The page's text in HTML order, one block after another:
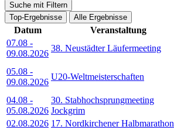
Suche mit Filtern
Top-Ergebnisse
Alle Ergebnisse
Datum Veranstaltung
07.08 -
09.08.2026
38. Neustädter Läufermeeting
05.08 -
09.08.2026
U20-Weltmeisterschaften
04.08 -
05.08.2026
30. Stabhochsprungmeeting
Jockgrim
02.08.2026 17. Nordkirchener Halbmarathon